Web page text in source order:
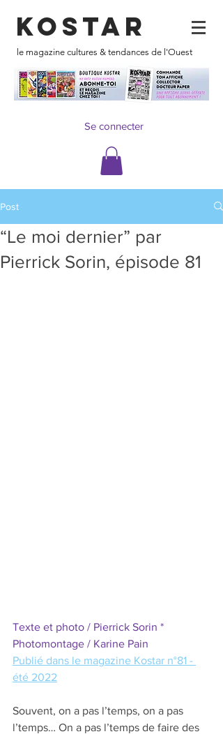
KOSTAR
le magazine cultures & tendances de l'Ouest
Se connecter
Post
“Le moi dernier” par
Pierrick Sorin, épisode 81
Texte et photo / Pierrick Sorin *
Photomontage / Karine Pain
Publié dans le magazine Kostar n°81 -
été 2022
Souvent, on a pas l’temps, on a pas
l’temps… On a pas l’temps de faire des